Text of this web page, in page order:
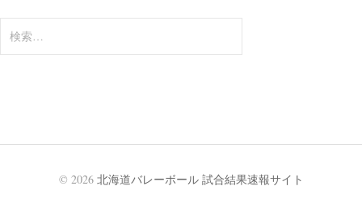
索:
© 2026 北海道バレーボール 試合結果速報サイト